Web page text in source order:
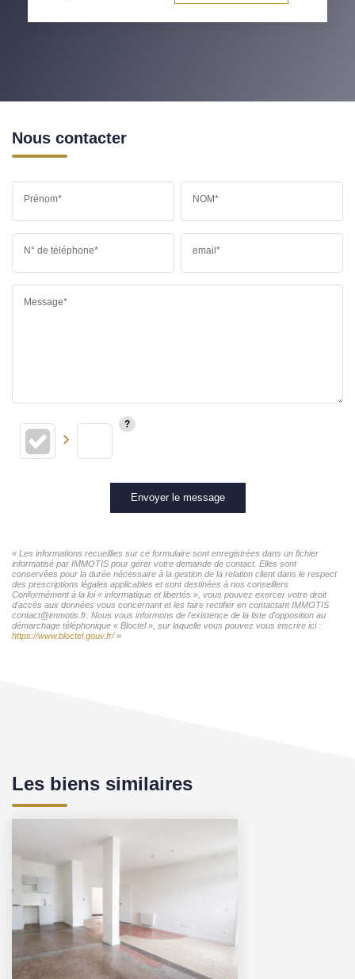
Nous contacter
Prénom* NOM*
N° de téléphone* email*
Message*
Envoyer le message
« Les informations recueillies sur ce formulaire sont enregistrées dans un fichier
informatisé par IMMOTIS pour gérer votre demande de contact. Elles sont
conservées pour la durée nécessaire à la gestion de la relation client dans le respect
des prescriptions légales applicables et sont destinées à nos conseillers
Conformément à la loi « informatique et libertés », vous pouvez exercer votre droit
d'accès aux données vous concernant et les faire rectifier en contactant IMMOTIS
contact@immotis.fr. Nous vous informons de l'existence de la liste d'opposition au
démarchage téléphonique « Bloctel », sur laquelle vous pouvez vous inscrire ici :
https://www.bloctel.gouv.fr/»
Les biens similaires